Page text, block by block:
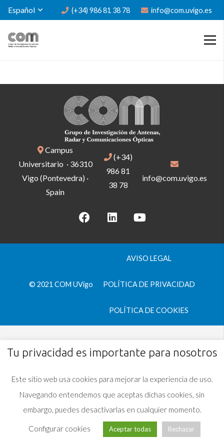
Español (+34) 986 81 38 78 info@com.uvigo.es
Campus
Universitario · 36310
Vigo (Pontevedra) ·
Spain
(+34)
986 81
38 78
info@com.uvigo.es
© 2021 COM UVigo
AVISO LEGAL
POLÍTICA DE PRIVACIDAD
POLÍTICA DE COOKIES
Tu privacidad es importante para nosotros
Este sitio web usa cookies para mejorar la experiencia de uso.
Navegando entendemos que aceptas dichas cookies, sin
embargo, puedes desactivarlas en cualquier momento.
Configurar cookies Aceptar todas Rechazar